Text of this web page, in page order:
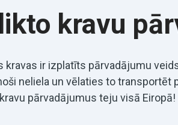
kravu
kravas ir izplatīts pārvadājumu
neliela un vēlaties to transportēt
pārvadājumus teju visā Eiropā!